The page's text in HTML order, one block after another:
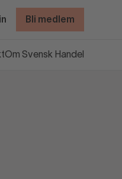
Bli medlem
Om Svensk Handel